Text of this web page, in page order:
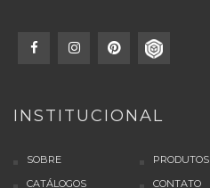
INSTITUCIONAL
SOBRE
PRODUTOS
CATÁLOGOS
CONTATO